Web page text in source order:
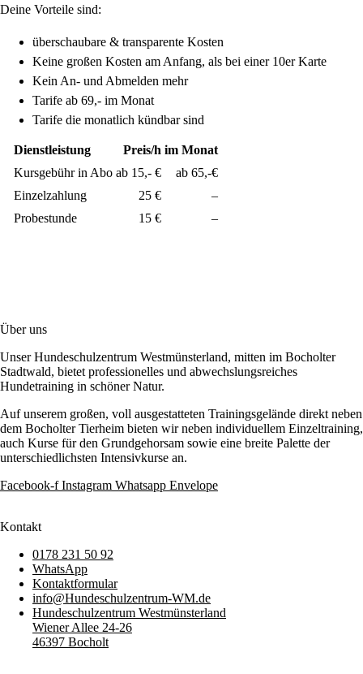
Deine Vorteile sind:
überschaubare & transparente Kosten
Keine großen Kosten am Anfang, als bei einer 10er Karte
Kein An- und Abmelden mehr
Tarife ab 69,- im Monat
Tarife die monatlich kündbar sind
Dienstleistung Preis/h im Monat
Kursgebühr in Abo ab 15,- €
ab 65,-€
Einzelzahlung
25 €
–
Probestunde
15 € –
Über uns
Unser Hundeschulzentrum Westmünsterland, mitten im Bocholter
Stadtwald, bietet professionelles und abwechslungsreiches
Hundetraining in schöner Natur.
Auf unserem großen, voll ausgestatteten Trainingsgelände direkt neben
dem Bocholter Tierheim bieten wir neben individuellem Einzeltraining,
auch Kurse für den Grundgehorsam sowie eine breite Palette der
unterschiedlichsten Intensivkurse an.
Facebook-f Instagram Whatsapp Envelope
Kontakt
0178 231 50 92
WhatsApp
Kontaktformular
info@Hundeschulzentrum-WM.de
Hundeschulzentrum Westmünsterland
Wiener Allee 24-26
46397 Bocholt